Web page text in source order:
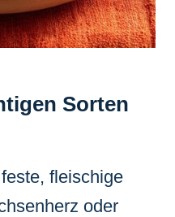
Sorten
fleischige
oder